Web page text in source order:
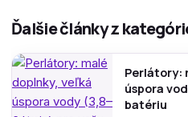
Ďalšie články z
Perlátory:
úspora
batériu